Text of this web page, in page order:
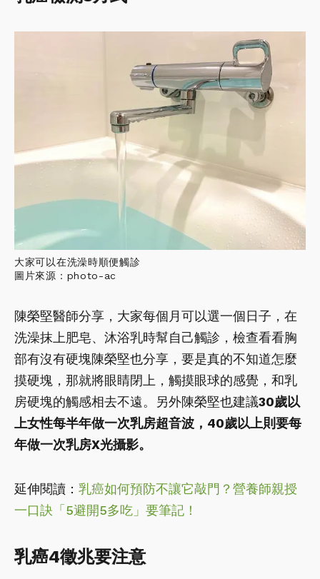
大家可以在洗澡時順便觸診
圖片來源：photo-ac
陳榮堅醫師分享，大家每個月可以選一個日子，在
洗澡抹上肥皂、沐浴乳時幫自己觸診，檢查看看胸
部有沒有硬塊陳榮堅也分享，要是真的不知道怎麼
摸硬塊，那就將眼睛閉上，觸摸眼球的感覺，和乳
房硬塊的觸感相去不遠。另外陳榮堅也建議30歲以
上女性每半年做一次乳房超音波，40歲以上則要每
年做一次乳房X光攝影。
延伸閱讀： 乳癌如何預防不讓它敲門？營養師親授
一口訣「5避開5多吃」要筆記！
乳癌4徵兆要注意